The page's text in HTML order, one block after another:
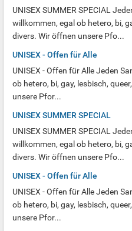
UNISEX SUMMER SPECIAL
willkommen, egal ob hetero, bi,
divers. Wir öffnen unsere Pfo...
UNISEX - Offen für Alle
UNISEX - Offen für Alle Jeden
ob hetero, bi, gay, lesbisch,
unsere Pfor...
UNISEX SUMMER SPECIAL
UNISEX SUMMER SPECIAL
willkommen, egal ob hetero, bi,
divers. Wir öffnen unsere Pfo...
UNISEX - Offen für Alle
UNISEX - Offen für Alle Jeden
ob hetero, bi, gay, lesbisch,
unsere Pfor...